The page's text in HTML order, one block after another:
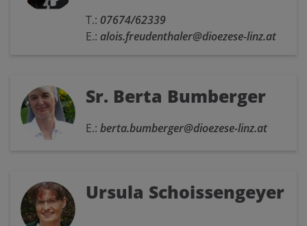
T.: 07674/62339
E.: alois.freudenthaler@dioezese-linz.at
Sr. Berta Bumberger
E.: berta.bumberger@dioezese-linz.at
Ursula Schoissengeyer